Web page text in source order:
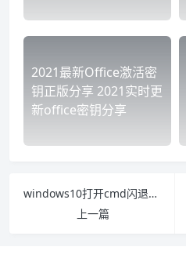
2021最新Office激活密
钥正版分享 2021实时更
新office密钥分享
windows10打开cmd闪退怎么办 win7运行cmd命令闪退
上一篇